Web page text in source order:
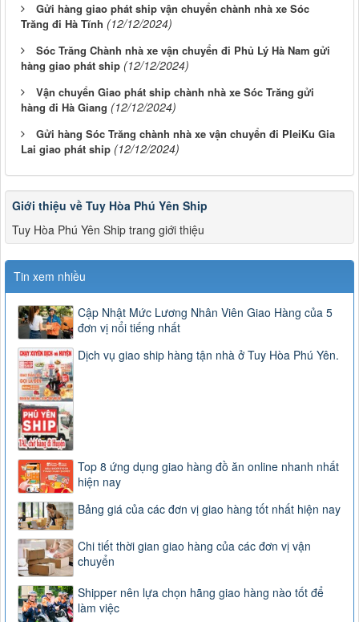
Gửi hàng giao phát ship vận chuyển chành nhà xe Sóc
Trăng đi Hà Tĩnh (12/12/2024)
Sóc Trăng Chành nhà xe vận chuyển đi Phủ Lý Hà Nam gửi
hàng giao phát ship (12/12/2024)
Vận chuyển Giao phát ship chành nhà xe Sóc Trăng gửi
hàng đi Hà Giang (12/12/2024)
Gửi hàng Sóc Trăng chành nhà xe vận chuyển đi PleiKu Gia
Lai giao phát ship (12/12/2024)
Giới thiệu về Tuy Hòa Phú Yên Ship
Tuy Hòa Phú Yên Ship trang giới thiệu
Tin xem nhiều
Cập Nhật Mức Lương Nhân Viên Giao Hàng của 5
đơn vị nổi tiếng nhất
Dịch vụ giao ship hàng tận nhà ở Tuy Hòa Phú Yên.
Top 8 ứng dụng giao hàng đồ ăn online nhanh nhất
hiện nay
Bảng giá của các đơn vị giao hàng tốt nhất hiện nay
Chi tiết thời gian giao hàng của các đơn vị vận
chuyển
Shipper nên lựa chọn hãng giao hàng nào tốt để
làm việc